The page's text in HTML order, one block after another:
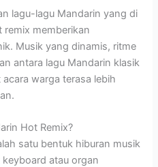
lagu-lagu Mandarin yang di
remix memberikan
Musik yang dinamis, ritme
antara lagu Mandarin klasik
warga terasa lebih
Hot Remix?
satu bentuk hiburan musik
atau organ